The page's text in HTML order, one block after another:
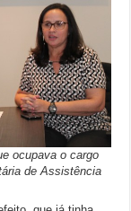
ocupava o cargo
de Assistência